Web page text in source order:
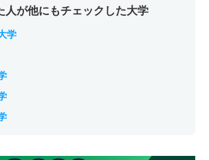
人が他にもチェックした大学
学